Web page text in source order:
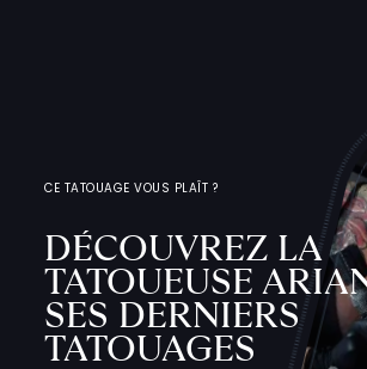
CE TATOUAGE VOUS PLAÎT ?
DÉCOUVREZ LA
TATOUEUSE
SES DERNIERS
TATOUAGES